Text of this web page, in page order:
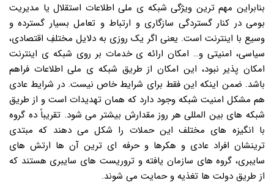
بنابراین مهم ترین ویژگی شبکه ی ملی اطلاعات استقلال یا مدیریت
بومی در کنار گستردگی سازگاری و ارتباط و تعامل بسیار گسترده و
وسیع با اینترنت است. یعنی اگر یک روزی به دلایل مختلفِ اقتصادی،
سیاسی، امنیتی و… امکان ارائه ی خدمات بر روی شبکه ی اینترنت
امکان پذیر نبود، این امکان از طریق شبکه ی ملی اطلاعات فراهم
باشد. ضمن اینکه این فقط برای شرایط خاص نیست. در شرایط عادی
هم مشکل امنیت شبکه وجود دارد که همان تهدیدات است و از طریق
شبکه های بین المللی هر روز مقدارش بیشتر می شود. تقریباً ده گروه
با انگیزه های مختلف این حملات را شکل می دهند که مبتدی
ترینشان افراد عادی و هکرها و حرفه ای ترین آن ها ارتش های
سایبری، گروه های سازمان یافته و تروریست های سایبری هستند که
از طریق دولت ها تغذیه و حمایت می شوند.